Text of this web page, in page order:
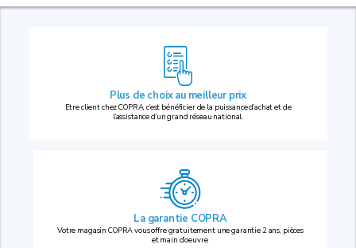
Plus de choix au meilleur prix
Etre client chez COPRA, c’est bénéficier de la puissance d’achat et de
l’assistance d’un grand réseau national.
La garantie COPRA
Votre magasin COPRA vous offre gratuitement une garantie 2 ans, pièces
et main d’oeuvre.